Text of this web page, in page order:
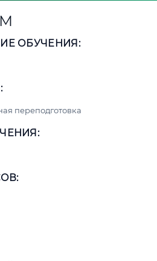
ОБУЧЕНИЯ:
переподготовка